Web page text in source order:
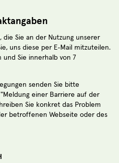
Sie an der Nutzung unserer
uns diese per E‑Mail mitzuteilen.
Sie innerhalb von 7
senden Sie bitte
einer Barriere auf der
Sie konkret das Problem
betroffenen Webseite oder des